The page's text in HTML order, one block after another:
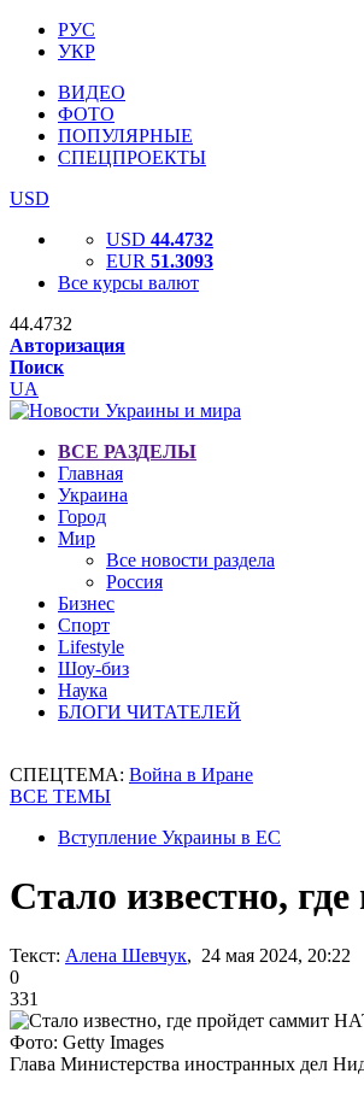
РУС
УКР
ВИДЕО
ФОТО
ПОПУЛЯРНЫЕ
СПЕЦПРОЕКТЫ
USD
USD 44.4732
EUR 51.3093
Все курсы валют
44.4732
Авторизация
Поиск
UA
ВСЕ РАЗДЕЛЫ
Главная
Украина
Город
Мир
Все новости раздела
Россия
Бизнес
Спорт
Lifestyle
Шоу-биз
Наука
БЛОГИ ЧИТАТЕЛЕЙ
СПЕЦТЕМА: Война в Иране
ВСЕ ТЕМЫ
Вступление Украины в ЕС
Стало известно,
Текст: Алена Шевчук, 24 мая 2024, 20:22
0
331
Фото: Getty Images
Глава Министерства иностранных дел